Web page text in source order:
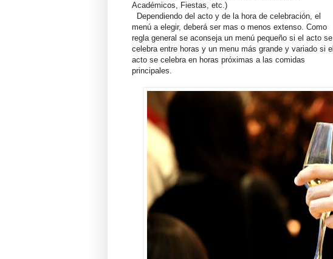
Académicos, Fiestas, etc.)
Dependiendo del acto y de la hora de celebración, el
menú a elegir, deberá ser mas o menos extenso. Como
regla general se aconseja un menú pequeño si el acto se
celebra entre horas y un menu más grande y variado si el
acto se celebra en horas próximas a las comidas
principales.